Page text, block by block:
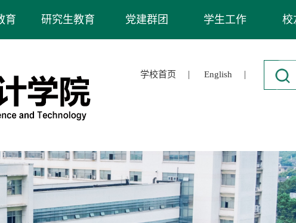
育 研究生教育 党建群团 学生工作 校
学校首页 | English |